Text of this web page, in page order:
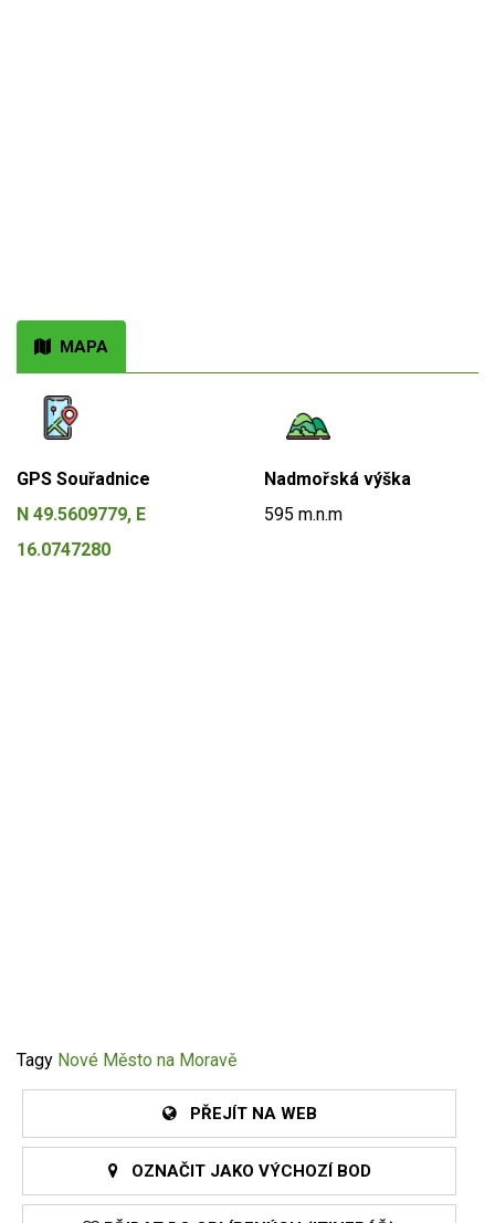
MAPA
GPS Souřadnice
N 49.5609779, E
16.0747280
Nadmořská výška
595 m.n.m
Tagy Nové Město na Moravě
PŘEJÍT NA WEB
OZNAČIT JAKO VÝCHOZÍ BOD